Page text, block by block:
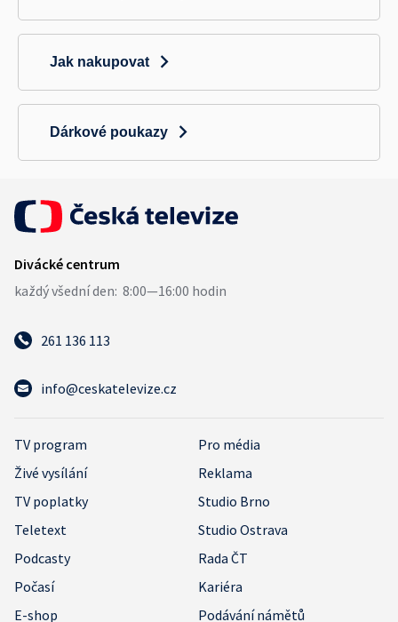
Jak nakupovat
Dárkové poukazy
261 136 113
info@ceskatelevize.cz
TV program
Pro média
Živé vysílání
Reklama
TV poplatky
Studio Brno
Teletext
Studio Ostrava
Podcasty
Rada ČT
Počasí
Kariéra
E-shop
Podávání námětů